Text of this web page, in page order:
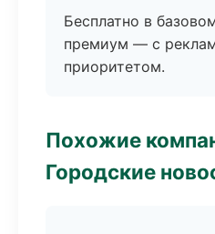
Бесплатно в
премиум — с
приоритетом.
Похожие
Городские